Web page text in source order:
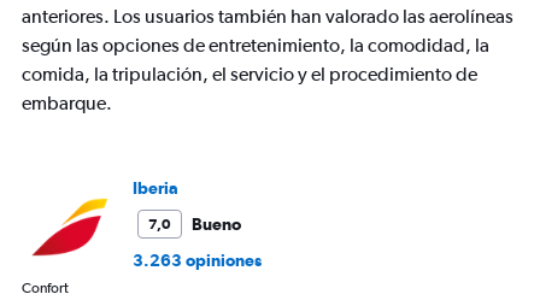
anteriores. Los usuarios también han valorado las aerolíneas
según las opciones de entretenimiento, la comodidad, la
comida, la tripulación, el servicio y el procedimiento de
embarque.
Iberia
7,0
Bueno
3.263 opiniones
Confort